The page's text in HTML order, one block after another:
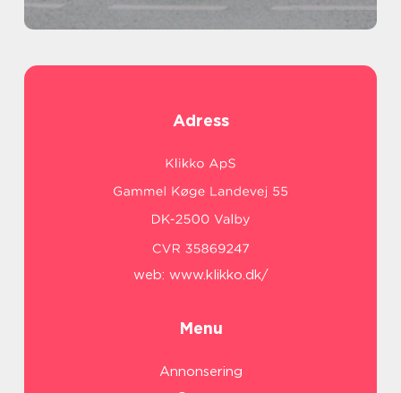
Adress
web: www.klikko.dk/
Menu
Annonsering